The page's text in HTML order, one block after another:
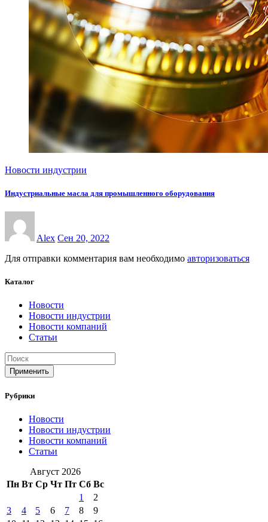
Новости индустрии
Индустриальные масла для промышленного оборудования
Alex Сен 20, 2022
Для отправки комментария вам необходимо авторизоваться
Каталог
Новости
Новости индустрии
Новости компаний
Статьи
Применить
Рубрики
Новости
Новости индустрии
Новости компаний
Статьи
Август 2026
Пн Вт Ср Чт Пт Сб Вс
1
2
3
4 5 6 7 8
9